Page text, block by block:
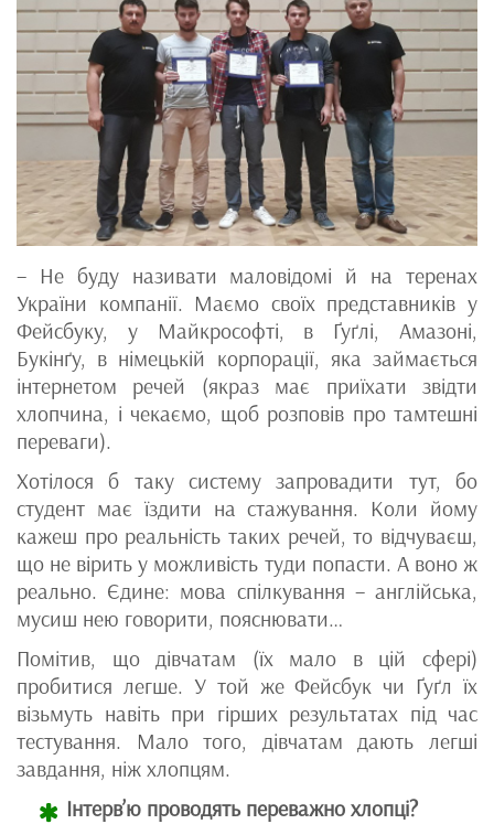
– Не буду називати маловідомі й на теренах
України компанії. Маємо своїх представників у
Фейсбуку, у Майкрософті, в Ґуґлі, Амазоні,
Букінґу, в німецькій корпорації, яка займається
інтернетом речей (якраз має приїхати звідти
хлопчина, і чекаємо, щоб розповів про тамтешні
переваги).
Хотілося б таку систему запровадити тут, бо
студент має їздити на стажування. Коли йому
кажеш про реальність таких речей, то відчуваєш,
що не вірить у можливість туди попасти. А воно ж
реально. Єдине: мова спілкування – англійська,
мусиш нею говорити, пояснювати…
Помітив, що дівчатам (їх мало в цій сфері)
пробитися легше. У той же Фейсбук чи Ґуґл їх
візьмуть навіть при гірших результатах під час
тестування. Мало того, дівчатам дають легші
завдання, ніж хлопцям.
Інтерв’ю проводять переважно хлопці?